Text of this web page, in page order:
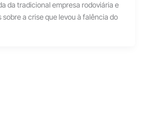
da tradicional empresa rodoviária e
a crise que levou à falência do